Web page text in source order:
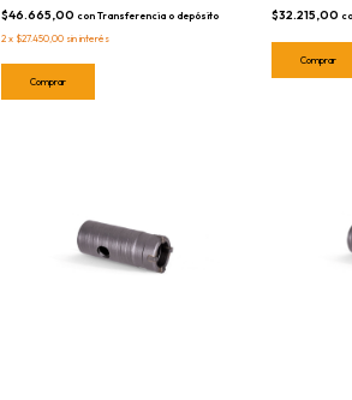
$46.665,00 con Transferencia o depósito
2 x $27.450,00 sin interés
Comprar
$32.215,00
Comprar